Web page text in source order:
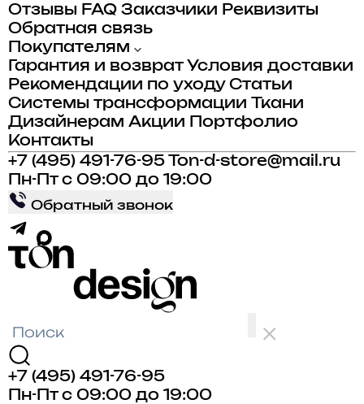
Отзывы FAQ Заказчики Реквизиты
Обратная связь
Покупателям
Гарантия и возврат Условия доставки
Рекомендации по уходу Статьи
Системы трансформации
Ткани
Дизайнерам Акции
Портфолио
Контакты
+7 (495) 491-76-95
Ton-d-store@mail.ru
Пн-Пт с 09:00 до 19:00
Обратный звонок
+7 (495) 491-76-95
Пн-Пт с 09:00 до 19:00